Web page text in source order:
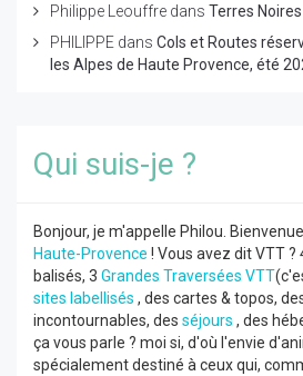
Philippe Leouffre dans Terres Noires
PHILIPPE dans Cols et Routes
les Alpes de Haute Provence, été
Qui suis-je ?
Bonjour, je m'appelle Philou.
Haute-Provence ! Vous avez dit VTT
balisés, 3 Grandes Traversées VTT
sites labellisés , des cartes & topos,
incontournables, des séjours , des
ça vous parle ? moi si, d'où l'envie
spécialement destiné à ceux qui,